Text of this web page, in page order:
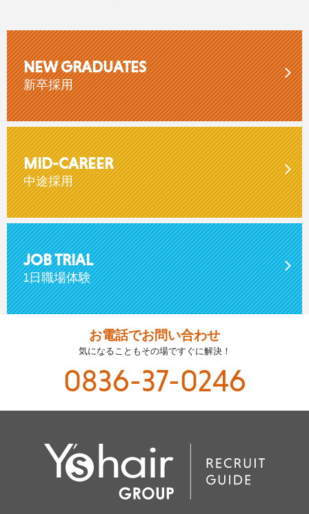
NEW GRADUATES
新卒採用
MID-CAREER
中途採用
JOB TRIAL
1日職場体験
お電話でお問い合わせ
気になることもその場ですぐに解決！
0836-37-0246